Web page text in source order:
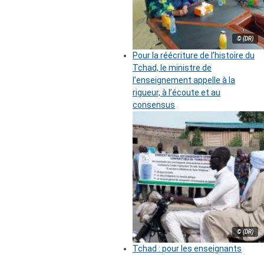
© (DR)
Pour la réécriture de l’histoire du
Tchad, le ministre de
l’enseignement appelle à la
rigueur, à l’écoute et au
consensus
© (DR)
Tchad : pour les enseignants